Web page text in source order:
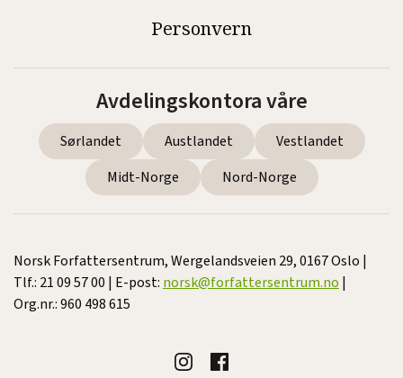
Personvern
Avdelingskontora våre
Sørlandet Austlandet
Vestlandet
Midt-Norge
Nord-Norge
Norsk Forfattersentrum, Wergelandsveien 29, 0167 Oslo |
Tlf.: 21 09 57 00 | E-post: norsk@forfattersentrum.no |
Org.nr.: 960 498 615